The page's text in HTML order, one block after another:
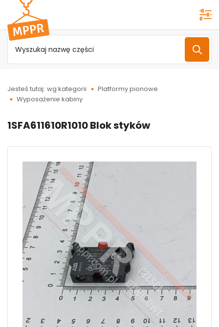
Przejdź do
menu
głównego
Jesteś tutaj: wg kategorii
Platformy pionowe
Wyposażenie kabiny
1SFA611610R1010 Blok styków